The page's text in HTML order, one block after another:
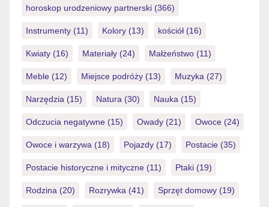
horoskop urodzeniowy partnerski (366)
Instrumenty (11) Kolory (13) kościół (16)
Kwiaty (16) Materiały (24) Małżeństwo (11)
Meble (12) Miejsce podróży (13) Muzyka (27)
Narzędzia (15) Natura (30) Nauka (15)
Odczucia negatywne (15) Owady (21) Owoce (24)
Owoce i warzywa (18) Pojazdy (17) Postacie (35)
Postacie historyczne i mityczne (11) Ptaki (19)
Rodzina (20) Rozrywka (41) Sprzęt domowy (19)